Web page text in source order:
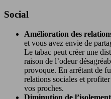
Social
Amélioration des
et vous avez envie de
Le tabac peut créer une
raison de l’odeur
provoque. En arrêtant de
relations sociales et
vos proches.